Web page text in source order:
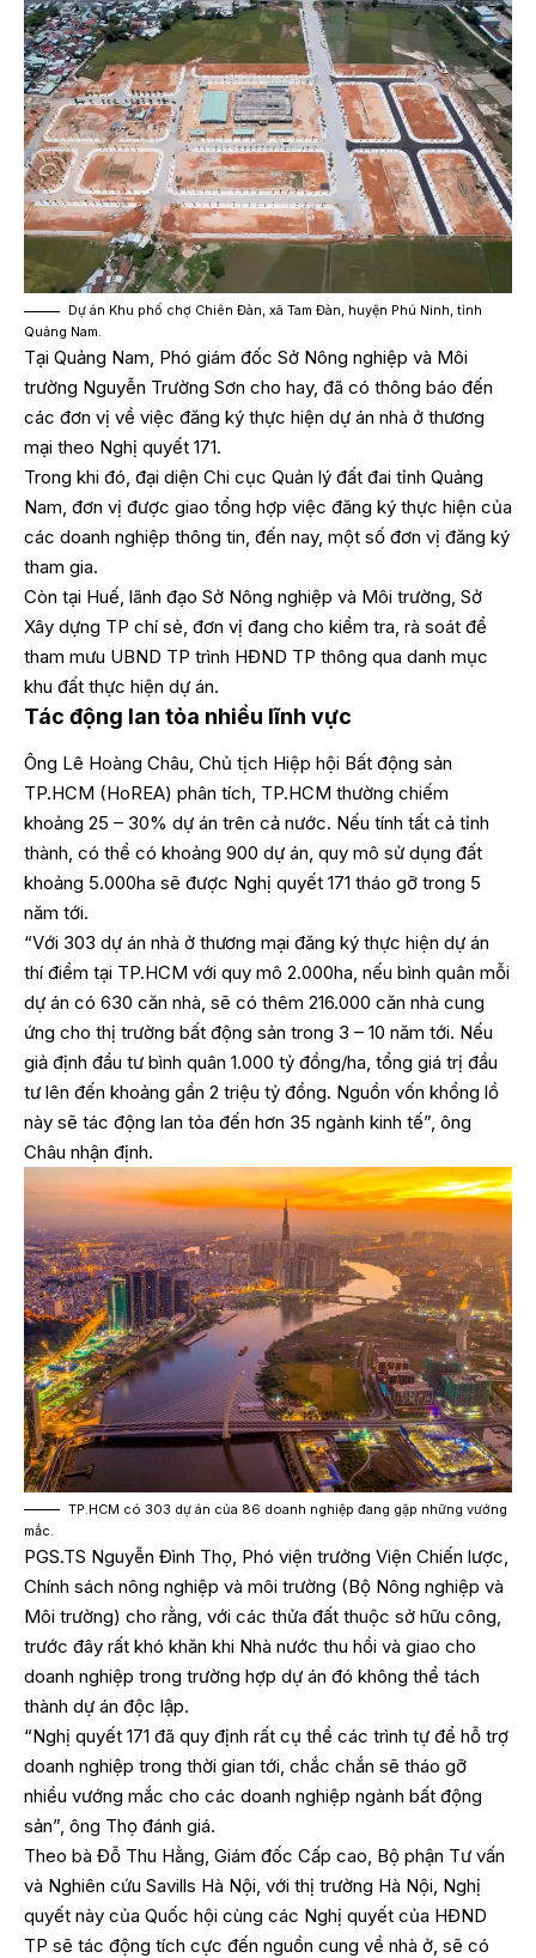
Dự án Khu phố chợ Chiên Đàn, xã Tam Đàn, huyện Phú Ninh, tỉnh
Quảng Nam.
Tại Quảng Nam, Phó giám đốc Sở Nông nghiệp và Môi
trường Nguyễn Trường Sơn cho hay, đã có thông báo đến
các đơn vị về việc đăng ký thực hiện dự án nhà ở thương
mại theo Nghị quyết 171.
Trong khi đó, đại diện Chi cục Quản lý đất đai tỉnh Quảng
Nam, đơn vị được giao tổng hợp việc đăng ký thực hiện của
các doanh nghiệp thông tin, đến nay, một số đơn vị đăng ký
tham gia.
Còn tại Huế, lãnh đạo Sở Nông nghiệp và Môi trường, Sở
Xây dựng TP chí sẻ, đơn vị đang cho kiểm tra, rà soát để
tham mưu UBND TP trình HĐND TP thông qua danh mục
khu đất thực hiện dự án.
Tác động lan tỏa nhiều lĩnh vực
Ông Lê Hoàng Châu, Chủ tịch Hiệp hội Bất động sản
TP.HCM (HoREA) phân tích, TP.HCM thường chiếm
khoảng 25 – 30% dự án trên cả nước. Nếu tính tất cả tỉnh
thành, có thể có khoảng 900 dự án, quy mô sử dụng đất
khoảng 5.000ha sẽ được Nghị quyết 171 tháo gỡ trong 5
năm tới.
“Với 303 dự án nhà ở thương mại đăng ký thực hiện dự án
thí điểm tại TP.HCM với quy mô 2.000ha, nếu bình quân mỗi
dự án có 630 căn nhà, sẽ có thêm 216.000 căn nhà cung
ứng cho thị trường bất động sản trong 3 – 10 năm tới. Nếu
giả định đầu tư bình quân 1.000 tỷ đồng/ha, tổng giá trị đầu
tư lên đến khoảng gần 2 triệu tỷ đồng. Nguồn vốn khổng lồ
này sẽ tác động lan tỏa đến hơn 35 ngành kinh tế”, ông
Châu nhận định.
TP.HCM có 303 dự án của 86 doanh nghiệp đang gặp những vướng
mắc.
PGS.TS Nguyễn Đình Thọ, Phó viện trưởng Viện Chiến lược,
Chính sách nông nghiệp và môi trường (Bộ Nông nghiệp và
Môi trường) cho rằng, với các thửa đất thuộc sở hữu công,
trước đây rất khó khăn khi Nhà nước thu hồi và giao cho
doanh nghiệp trong trường hợp dự án đó không thể tách
thành dự án độc lập.
“Nghị quyết 171 đã quy định rất cụ thể các trình tự để hỗ trợ
doanh nghiệp trong thời gian tới, chắc chắn sẽ tháo gỡ
nhiều vướng mắc cho các doanh nghiệp ngành bất động
sản”, ông Thọ đánh giá.
Theo bà Đỗ Thu Hằng, Giám đốc Cấp cao, Bộ phận Tư vấn
và Nghiên cứu Savills Hà Nội, với thị trường Hà Nội, Nghị
quyết này của Quốc hội cùng các Nghị quyết của HĐND
TP sẽ tác động tích cực đến nguồn cung về nhà ở, sẽ có